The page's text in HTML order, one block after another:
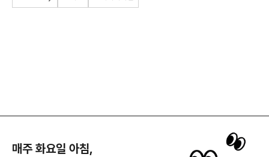
매주 화요일 아침,